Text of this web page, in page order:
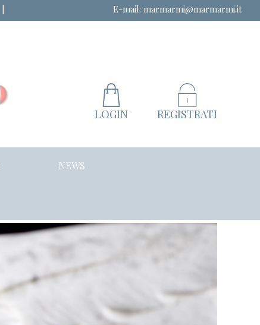
E-mail: marmarmi@marmarmi.it
REGISTRATI
LOGIN
NEWS